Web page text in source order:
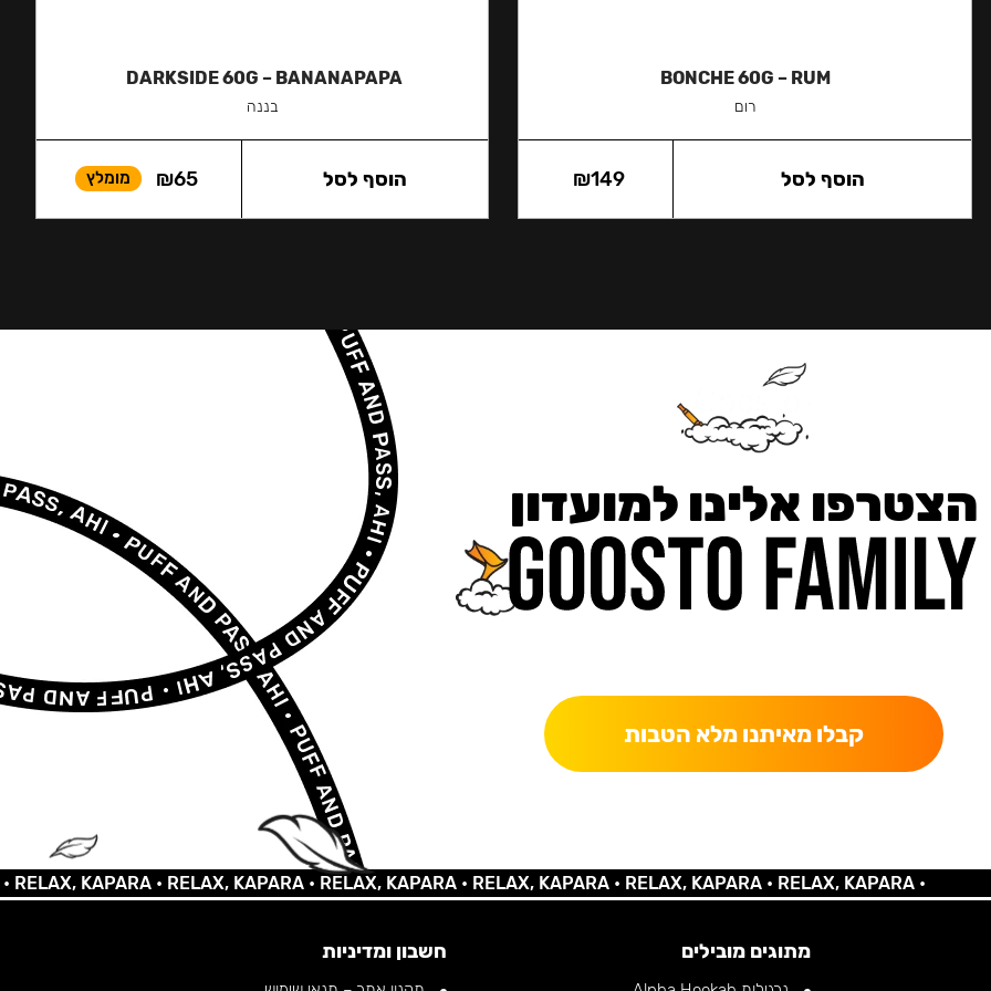
BONCHE 60G – RUM
רום
₪149 הוסף לסל
DARKSIDE 60G – BANANAPAPA
בננה
₪65 מומלץ הוסף לסל
הצטרפו אלינו למועדון
קבלו מאיתנו מלא הטבות
KAPARA •RELAX, KAPARA •RELAX, KAPARA •RELAX, KAPARA •RELAX, KAPARA •RELAX, KAPARA •
מתוגים מובילים חשבון ומדיניות